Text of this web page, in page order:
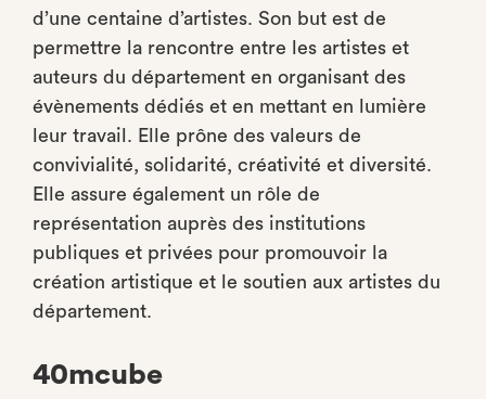
d’une centaine d’artistes. Son but est de
permettre la rencontre entre les artistes et
auteurs du département en organisant des
évènements dédiés et en mettant en lumière
leur travail. Elle prône des valeurs de
convivialité, solidarité, créativité et diversité.
Elle assure également un rôle de
représentation auprès des institutions
publiques et privées pour promouvoir la
création artistique et le soutien aux artistes du
département.
40mcube